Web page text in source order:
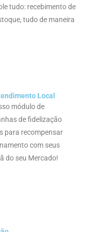
tudo: recebimento de
tudo de maneira
Local
módulo de
de fidelização
para recompensar
com seus
do seu Mercado!